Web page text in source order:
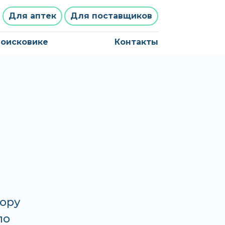
Для аптек Для поставщиков
Контакты